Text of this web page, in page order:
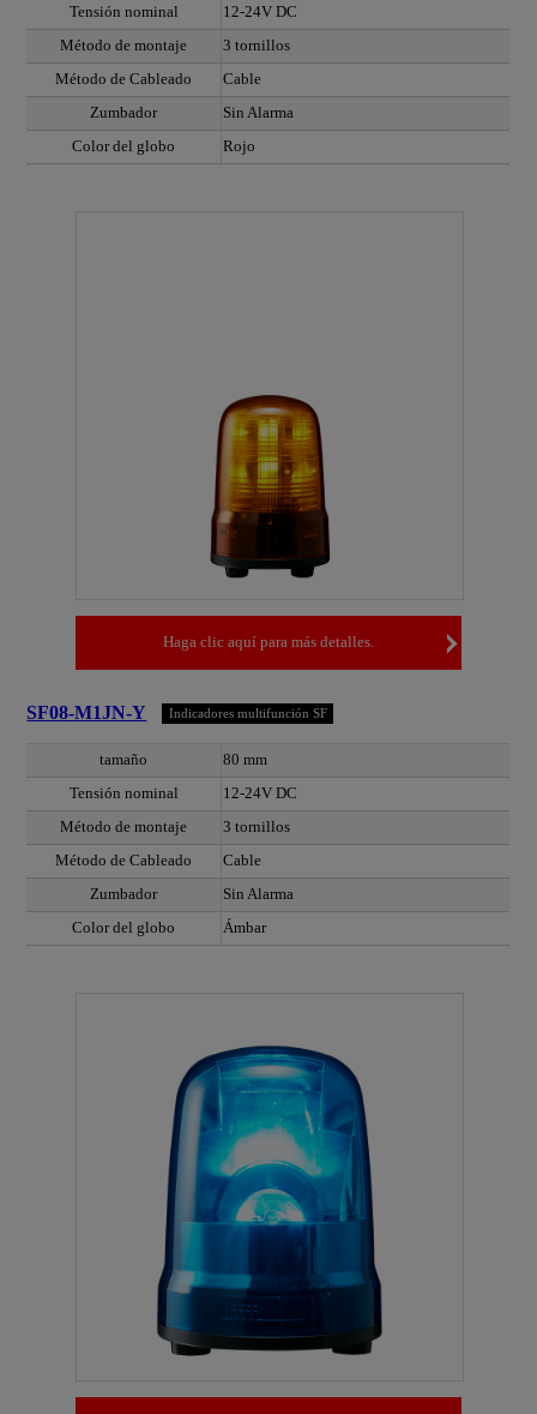
Tensión nominal
12-24V DC
Método de montaje
3 tornillos
Método de Cableado
Cable
Zumbador
Sin Alarma
Color del globo
Rojo
Haga clic aquí para más detalles.
SF08-M1JN-Y Indicadores multifunción SF
tamaño
80 mm
Tensión nominal
12-24V DC
Método de montaje
3 tornillos
Método de Cableado
Cable
Zumbador
Sin Alarma
Color del globo
Ámbar